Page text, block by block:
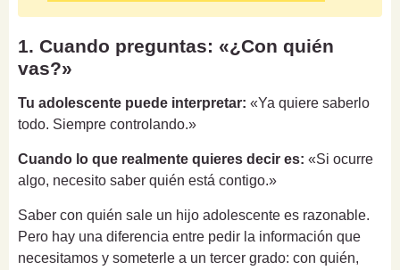
1. Cuando preguntas: «¿Con quién
vas?»
Tu adolescente puede interpretar: «Ya quiere saberlo
todo. Siempre controlando.»
Cuando lo que realmente quieres decir es: «Si ocurre
algo, necesito saber quién está contigo.»
Saber con quién sale un hijo adolescente es razonable.
Pero hay una diferencia entre pedir la información que
necesitamos y someterle a un tercer grado: con quién,